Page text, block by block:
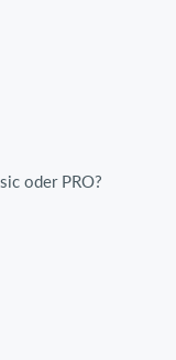
oder PRO?